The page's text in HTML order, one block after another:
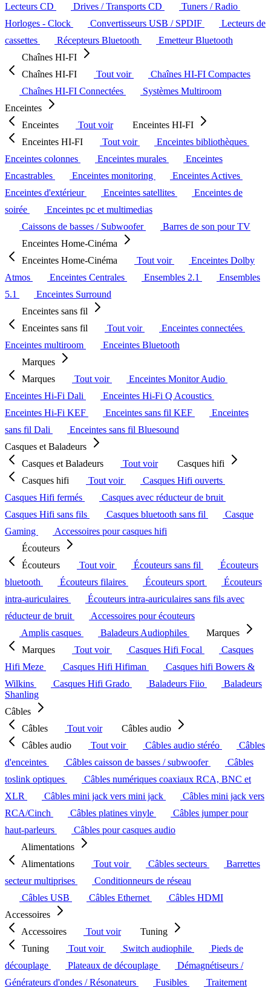
Lecteurs CD
Drives / Transports CD
Tuners / Radio
Horloges - Clock
Convertisseurs USB / SPDIF
Lecteurs de
cassettes
Récepteurs Bluetooth
Emetteur Bluetooth
Chaînes HI-FI
Chaînes HI-FI
Tout voir
Chaînes HI-FI Compactes
Chaînes HI-FI Connectées
Systèmes Multiroom
Enceintes
Enceintes
Tout voir
Enceintes HI-FI
Enceintes HI-FI
Tout voir
Enceintes bibliothèques
Enceintes colonnes
Enceintes murales
Enceintes
Encastrables
Enceintes monitoring
Enceintes Actives
Enceintes d'extérieur
Enceintes satellites
Enceintes de
soirée
Enceintes pc et multimedias
Caissons de basses / Subwoofer
Barres de son pour TV
Enceintes Home-Cinéma
Enceintes Home-Cinéma
Tout voir
Enceintes Dolby
Atmos
Enceintes Centrales Ensembles 2.1
Ensembles
5.1
Enceintes Surround
Enceintes sans fil
Enceintes sans fil
Tout voir
Enceintes connectées
Enceintes multiroom
Enceintes Bluetooth
Marques
Marques
Tout voir
Enceintes Monitor Audio
Enceintes Hi-Fi Dali
Enceintes Hi-Fi Q Acoustics
Enceintes Hi-Fi KEF
Enceintes sans fil KEF
Enceintes
sans fil Dali
Enceintes sans fil Bluesound
Casques et Baladeurs
Casques et Baladeurs
Tout voir
Casques hifi
Casques hifi
Tout voir
Casques Hifi ouverts
Casques Hifi fermés
Casques avec réducteur de bruit
Casques Hifi sans fils
Casques bluetooth sans fil
Casque
Gaming
Accessoires pour casques hifi
Écouteurs
Écouteurs
Tout voir Écouteurs sans fil
Écouteurs
bluetooth
Écouteurs filaires Écouteurs sport
Écouteurs
intra-auriculaires
Écouteurs intra-auriculaires sans fils avec
réducteur de bruit
Accessoires pour écouteurs
Amplis casques
Baladeurs Audiophiles
Marques
Marques
Tout voir Casques Hifi Focal
Casques
Hifi Meze
Casques Hifi Hifiman
Casques hifi Bowers &
Wilkins
Casques Hifi Grado Baladeurs Fiio
Baladeurs
Shanling
Câbles
Câbles
Tout voir
Câbles audio
Câbles audio
Tout voir Câbles audio stéréo
Câbles
d'enceintes
Câbles caisson de basses / subwoofer
Câbles
toslink optiques
Câbles numériques coaxiaux RCA, BNC et
XLR
Câbles mini jack vers mini jack
Câbles mini jack vers
RCA/Cinch
Câbles platines vinyle
Câbles jumper pour
haut-parleurs
Câbles pour casques audio
Alimentations
Alimentations
Tout voir Câbles secteurs
Barrettes
secteur multiprises
Conditionneurs de réseau
Câbles USB
Câbles Ethernet
Câbles HDMI
Accessoires
Accessoires
Tout voir
Tuning
Tuning
Tout voir Switch audiophile
Pieds de
découplage
Plateaux de découplage
Démagnétiseurs /
Générateurs d'ondes / Résonateurs
Fusibles
Traitement